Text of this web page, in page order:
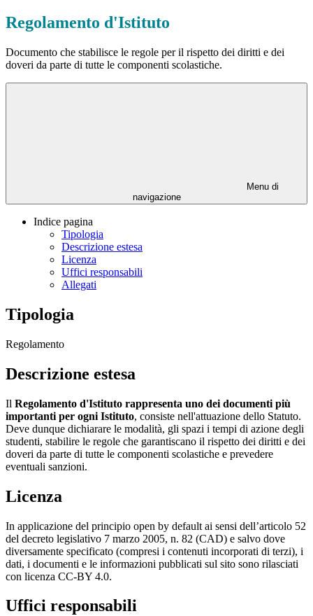
Regolamento d'Istituto
Documento che stabilisce le regole per il rispetto dei diritti e dei
doveri da parte di tutte le componenti scolastiche.
Menu di
navigazione
Indice pagina
Tipologia
Descrizione estesa
Licenza
Uffici responsabili
Allegati
Tipologia
Regolamento
Descrizione estesa
Il Regolamento d'Istituto rappresenta uno dei documenti più
importanti per ogni Istituto, consiste nell'attuazione dello Statuto.
Deve dunque dichiarare le modalità, gli spazi i tempi di azione degli
studenti, stabilire le regole che garantiscano il rispetto dei diritti e dei
doveri da parte di tutte le componenti scolastiche e prevedere
eventuali sanzioni.
Licenza
In applicazione del principio open by default ai sensi dell’articolo 52
del decreto legislativo 7 marzo 2005, n. 82 (CAD) e salvo dove
diversamente specificato (compresi i contenuti incorporati di terzi), i
dati, i documenti e le informazioni pubblicati sul sito sono rilasciati
con licenza CC-BY 4.0.
Uffici responsabili